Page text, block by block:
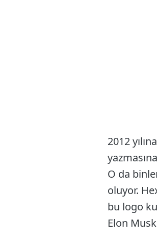
2012
O da
oluyor.
bu logo
Elon